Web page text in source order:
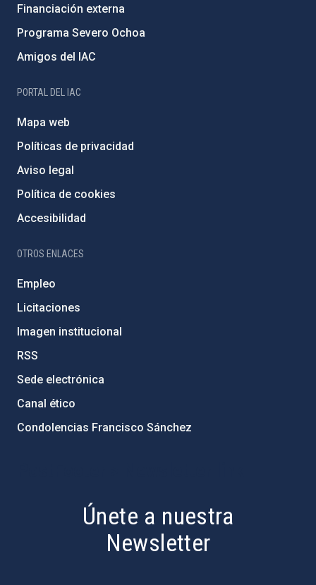
Financiación externa
Programa Severo Ochoa
Amigos del IAC
PORTAL DEL IAC
Mapa web
Políticas de privacidad
Aviso legal
Política de cookies
Accesibilidad
OTROS ENLACES
Empleo
Licitaciones
Imagen institucional
RSS
Sede electrónica
Canal ético
Condolencias Francisco Sánchez
Únete a nuestra
Newsletter